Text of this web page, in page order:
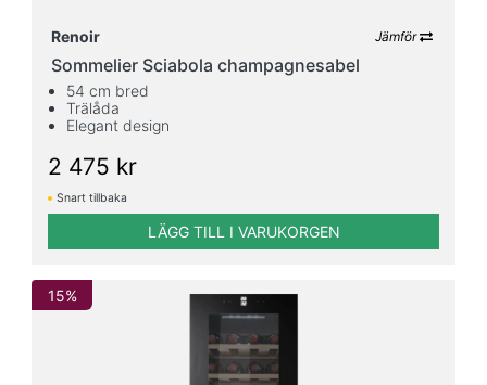
Renoir Jämför
Sommelier Sciabola champagnesabel
54 cm bred
Trälåda
Elegant design
2 475 kr
Snart tillbaka
LÄGG TILL I VARUKORGEN
15%